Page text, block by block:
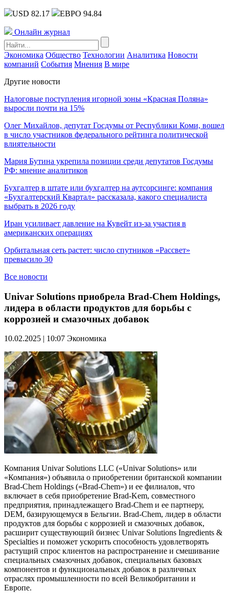
USD 82.17 ЕВРО 94.84
Онлайн журнал
Экономика Общество Технологии Аналитика Новости
компаний События Мнения В мире
Другие новости
Налоговые поступления игорной зоны «Красная Поляна»
выросли почти на 15%
Олег Михайлов, депутат Госдумы от Республики Коми, вошел
в число участников федерального рейтинга политической
влиятельности
Мария Бутина укрепила позиции среди депутатов Госдумы
РФ: мнение аналитиков
Бухгалтер в штате или бухгалтер на аутсорсинге: компания
«Бухгалтерский Квартал» рассказала, какого специалиста
выбрать в 2026 году
Иран усиливает давление на Кувейт из-за участия в
американских операциях
Орбитальная сеть растет: число спутников «Рассвет»
превысило 30
Все новости
Univar Solutions приобрела Brad-Chem Holdings,
лидера в области продуктов для борьбы с
коррозией и смазочных добавок
10.02.2025 | 10:07 Экономика
Компания Univar Solutions LLC («Univar Solutions» или
«Компания») объявила о приобретении британской компании
Brad-Chem Holdings («Brad-Chem») и ее филиалов, что
включает в себя приобретение Brad-Kem, совместного
предприятия, принадлежащего Brad-Chem и ее партнеру,
DEM, базирующемуся в Бельгии. Brad-Chem, лидер в области
продуктов для борьбы с коррозией и смазочных добавок,
расширит существующий бизнес Univar Solutions Ingredients &
Specialties и поможет ускорить способность удовлетворять
растущий спрос клиентов на распространение и смешивание
специальных смазочных добавок, специальных базовых
компонентов и функциональных добавок в различных
отраслях промышленности по всей Великобритании и
Европе.